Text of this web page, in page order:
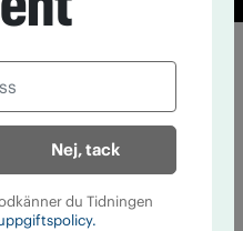
Nej, tack
du Tidningen